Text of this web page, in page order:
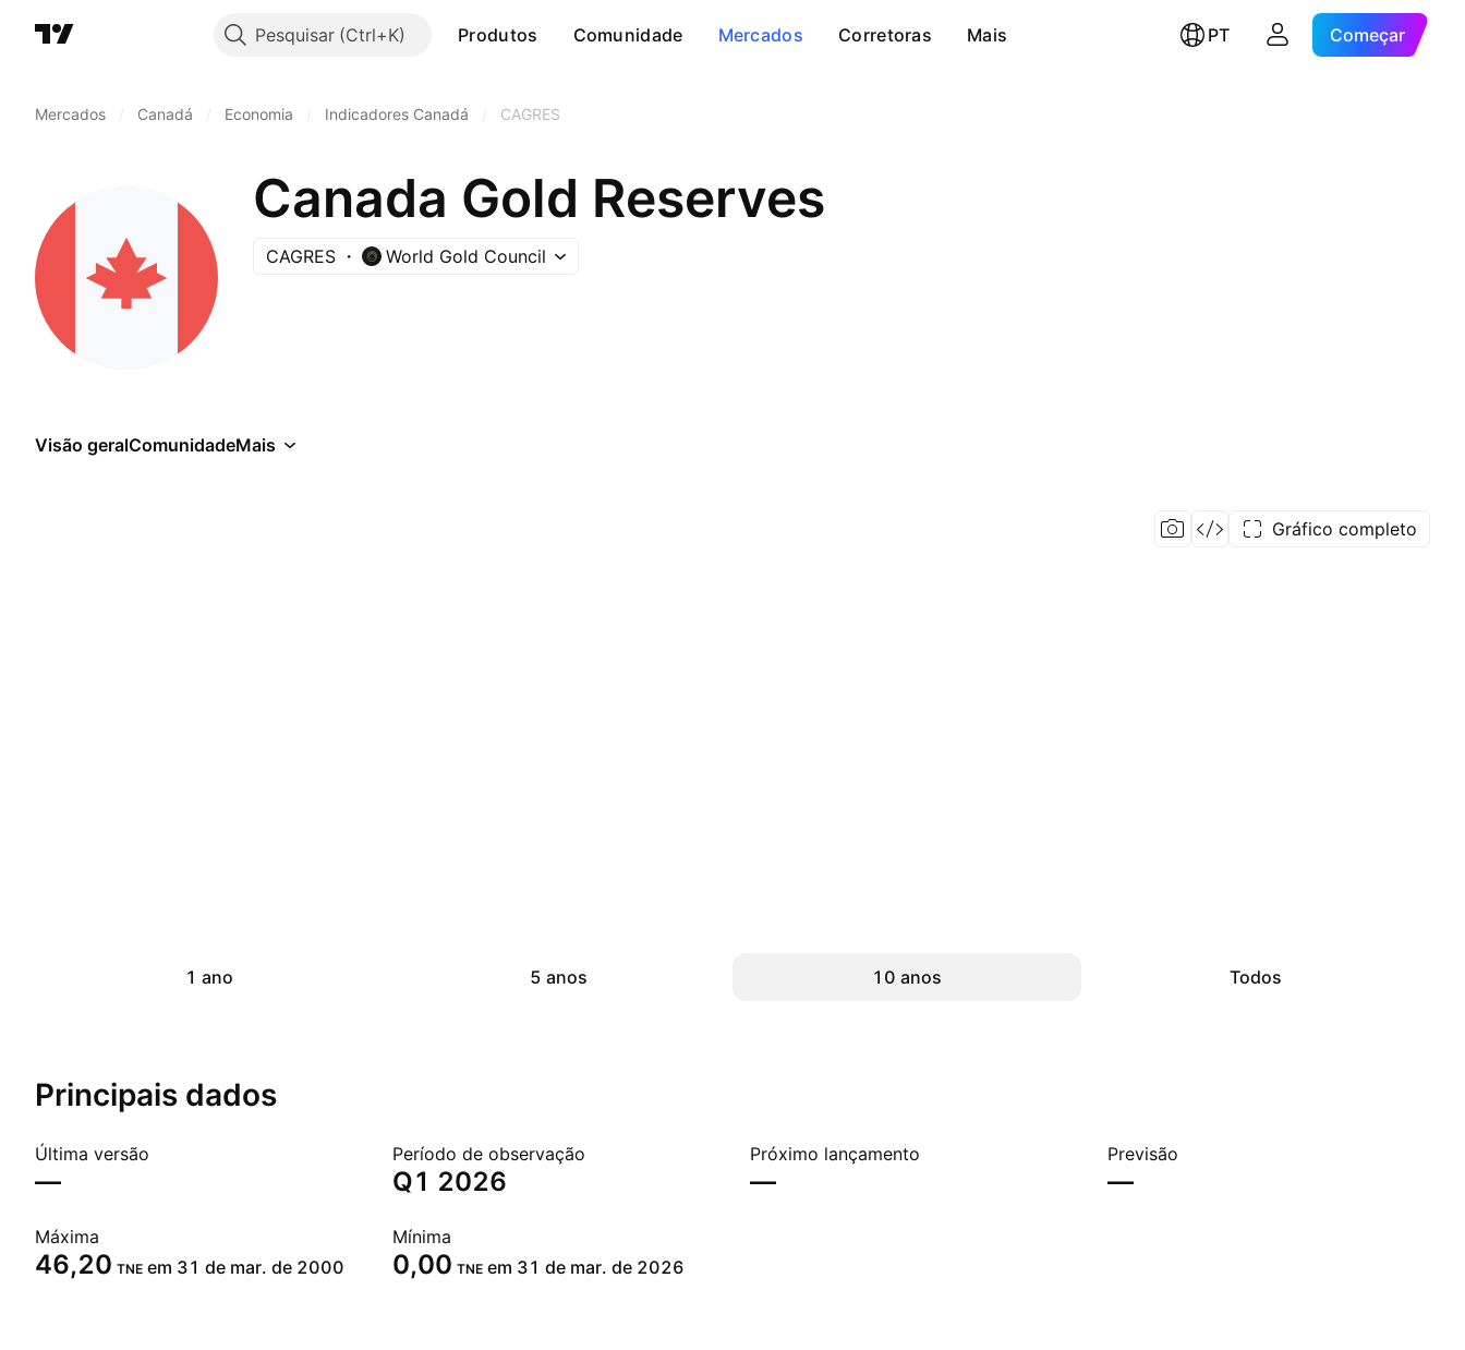
Pesquisar Produtos Comunidade Mercados Corretoras Mais PT Começar
Mercados Canadá Economia Indicadores Canadá CAGRES
Canada Gold Reserves
CAGRES World Gold Council
Visão geralComunidadeMais
Gráfico completo
1 ano 5 anos 10 anos Todos
Principais dados
Última versão
—
Período de observação
Q1 2026
Próximo lançamento
—
Previsão
—
Máxima
46,20 TNE em 31 de mar. de 2000
Mínima
0,00 TNE em 31 de mar. de 2026